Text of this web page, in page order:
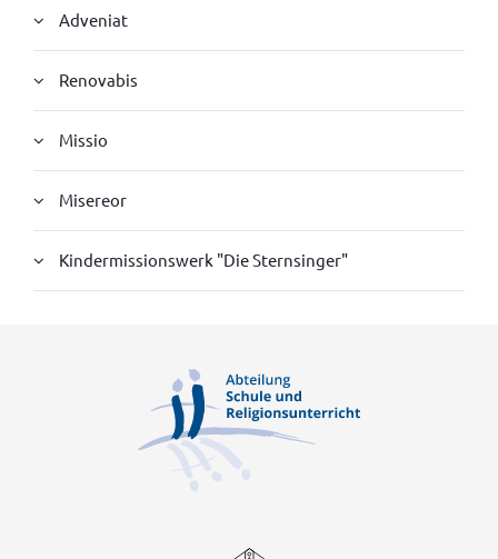
Adveniat
Renovabis
Missio
Misereor
Kindermissionswerk "Die Sternsinger"